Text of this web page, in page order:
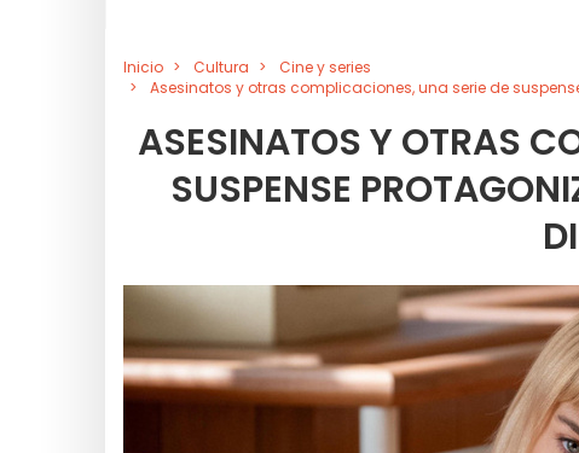
Inicio Cultura
Cine y series
Asesinatos y otras complicaciones, una serie de
ASESINATOS Y OTRAS
SUSPENSE